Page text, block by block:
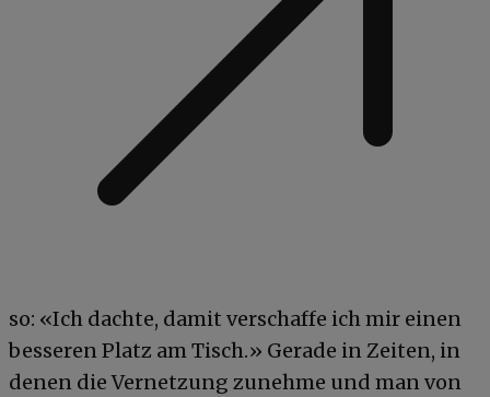
so: «Ich dachte, damit verschaffe ich mir einen
besseren Platz am Tisch.» Gerade in Zeiten, in
denen die Vernetzung zunehme und man von